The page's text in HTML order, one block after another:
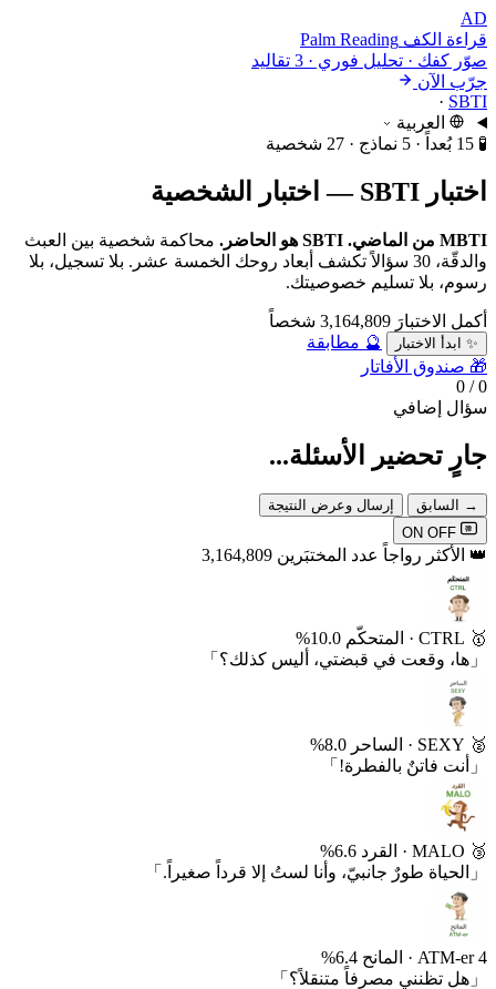
AD
قراءة الكف Palm Reading
صوّر كفك · تحليل فوري · 3 تقاليد
جرّب الآن
SBTI
·
العربية
🧪 15 بُعداً · 5 نماذج · 27 شخصية
اختبار SBTI — اختبار الشخصية
MBTI من الماضي. SBTI هو الحاضر.
محاكمة شخصية بين العبث
والدقّة، 30 سؤالاً تكشف أبعاد روحك الخمسة عشر. بلا تسجيل، بلا
رسوم، بلا تسليم خصوصيتك.
أكمل الاختبارَ 3,164,809 شخصاً
✨ ابدأ الاختبار
🔮 مطابقة
🎁 صندوق الأفاتار
0 / 0
سؤال إضافي
جارٍ تحضير الأسئلة...
→ السابق إرسال وعرض النتيجة
弹
ON OFF
👑 الأكثر رواجاً عدد المختبَرين 3,164,809
🥇
CTRL
· المتحكّم 10.0%
「ها، وقعت في قبضتي، أليس كذلك؟」
🥈
SEXY
· الساحر 8.0%
「أنت فاتنٌ بالفطرة!」
🥉
MALO
· القرد 6.6%
「الحياة طورٌ جانبيّ، وأنا لستُ إلا قرداً صغيراً.」
4
ATM-er
· المانح 6.4%
「هل تظنني مصرفاً متنقلاً؟」